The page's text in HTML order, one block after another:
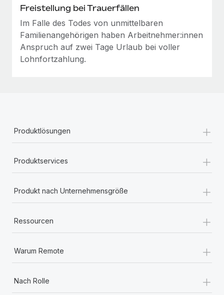
Freistellung bei Trauerfällen
Im Falle des Todes von unmittelbaren
Familienangehörigen haben Arbeitnehmer:innen
Anspruch auf zwei Tage Urlaub bei voller
Lohnfortzahlung.
Produktlösungen +
Produktservices +
Produkt nach Unternehmensgröße +
Ressourcen +
Warum Remote +
Nach Rolle +